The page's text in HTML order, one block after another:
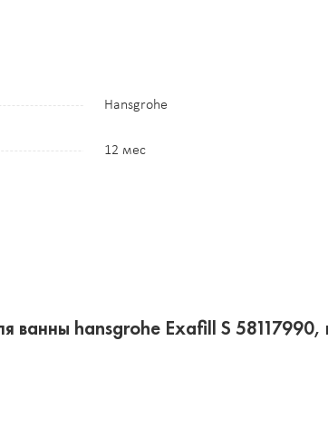
Hansgrohe
12 мес
ванны hansgrohe Exafill S